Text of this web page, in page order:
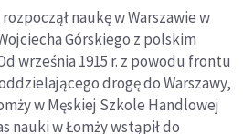
rozpoczął naukę w Warszawie w
Górskiego z polskim
września 1915 r. z powodu frontu
drogę do Warszawy,
w Męskiej Szkole Handlowej
nauki w Łomży wstąpił do